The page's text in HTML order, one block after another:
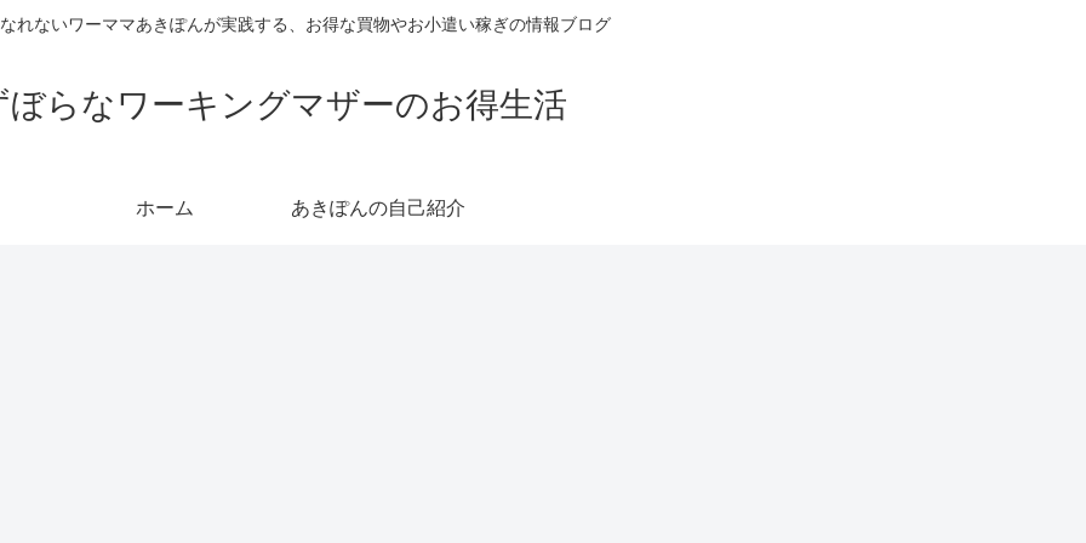
れないワーママあきぽんが実践する、お得な買物やお小遣い稼ぎの情報ブログ
ぼらなワーキングマザーのお得生活
ホーム あきぽんの自己紹介